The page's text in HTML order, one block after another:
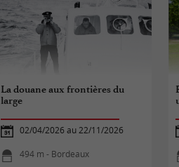
La douane aux frontières du
large
02/04/2026 au 22/11/2026
494 m - Bordeaux